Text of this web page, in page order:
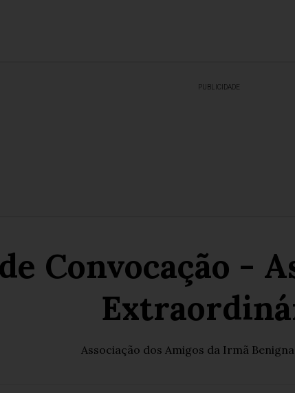
PUBLICIDADE
Convocação -
Associação dos Amigos da Irmã